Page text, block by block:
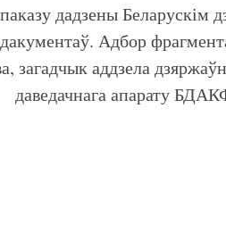
дадзены Беларускім
Адбор
аддзела
даведачнага апарату